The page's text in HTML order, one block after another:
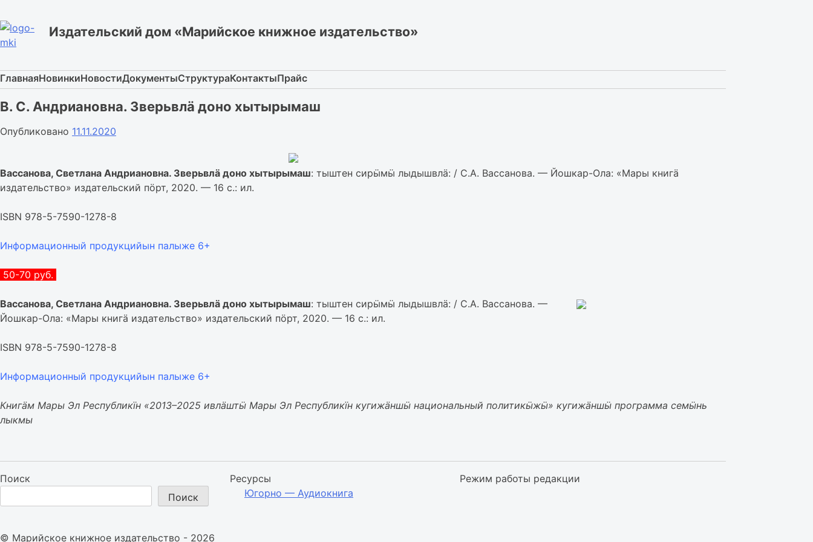
to
content
Издательский дом «Марийское книжное издательство»
ГлавнаяНовинкиНовостиДокументыСтруктураКонтактыПрайс
В. С. Андриановна. Зверьвлӓ доно хытырымаш
Опубликовано 11.11.2020
Вассанова, Светлана Андриановна. Зверьвлӓ доно хытырымаш: тыштен сирӹмӹ лыдышвлӓ: / С.А. Вассанова. — Йошкар-Ола: «Мары книгӓ
издательство» издательский пӧрт, 2020. — 16 с.: ил.
ISBN 978-5-7590-1278-8
Информационный продукцийын палыже 6+
50-70 руб.
Вассанова, Светлана Андриановна. Зверьвлӓ доно хытырымаш: тыштен сирӹмӹ лыдышвлӓ: / С.А. Вассанова. —
Йошкар-Ола: «Мары книгӓ издательство» издательский пӧрт, 2020. — 16 с.: ил.
ISBN 978-5-7590-1278-8
Информационный продукцийын палыже 6+
Книгӓм Мары Эл Республикїн «2013–2025 ивлӓштӹ Мары Эл Республикїн кугижӓншӹ национальный политикӹжӹ» кугижӓншӹ программа семӹнь
лыкмы
Поиск
Поиск
Ресурсы
Югорно — Аудиокнига
Режим работы редакции
© Марийское книжное издательство - 2026